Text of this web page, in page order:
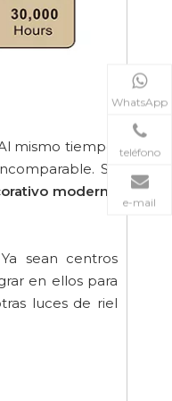
mismo tiempo,
Su
moderno
sean centros
en ellos para
luces de riel
WhatsApp
teléfono
e-mail